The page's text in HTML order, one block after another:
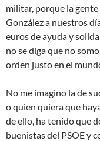
militar, porque la
González a nuestros
euros de ayuda y
no se diga que no
orden justo en el
No me imagino la de
o quien quiera que
de ello, ha tenido que
buenistas del PSOE y